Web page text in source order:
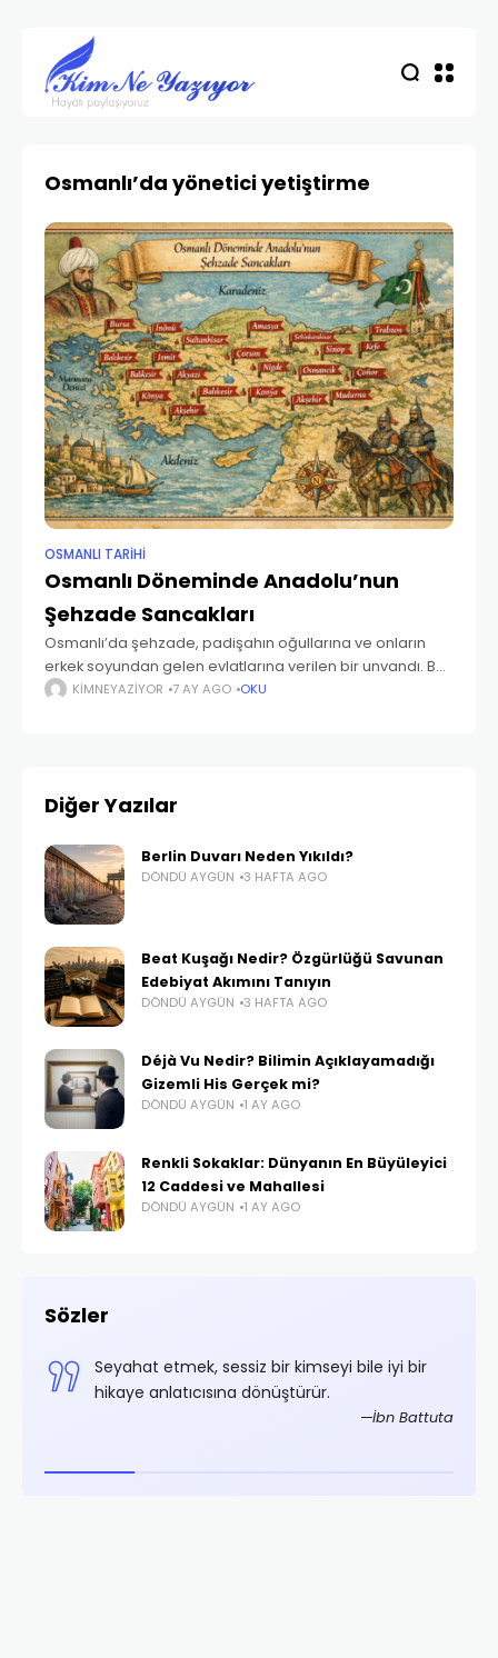
Osmanlı’da yönetici yetiştirme
OSMANLI TARIHI
Osmanlı Döneminde Anadolu’nun
Şehzade Sancakları
Osmanlı’da şehzade, padişahın oğullarına ve onların
erkek soyundan gelen evlatlarına verilen bir unvandı. Bu
unvan yalnızca bir nesille sınırlı kalmaz, şehzadelerin
KIMNEYAZIYOR 7 AY AGO OKU
Diğer Yazılar
Berlin Duvarı Neden Yıkıldı?
DÖNDÜ AYGÜN 3 HAFTA AGO
Beat Kuşağı Nedir? Özgürlüğü Savunan
Edebiyat Akımını Tanıyın
DÖNDÜ AYGÜN 3 HAFTA AGO
Déjà Vu Nedir? Bilimin Açıklayamadığı
Gizemli His Gerçek mi?
DÖNDÜ AYGÜN 1 AY AGO
Renkli Sokaklar: Dünyanın En Büyüleyici
12 Caddesi ve Mahallesi
DÖNDÜ AYGÜN 1 AY AGO
Sözler
Seyahat etmek, sessiz bir kimseyi bile iyi bir
hikaye anlatıcısına dönüştürür.
İbn Battuta